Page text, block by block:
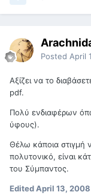
Posted April
Αξίζει να το
pdf.
Πολύ ενδιαφέρων
ύφους).
Θέλω κάποια στιγμή
πολυτονικό, είναι
του Σύμπαντος.
EditedApril 13, 2008